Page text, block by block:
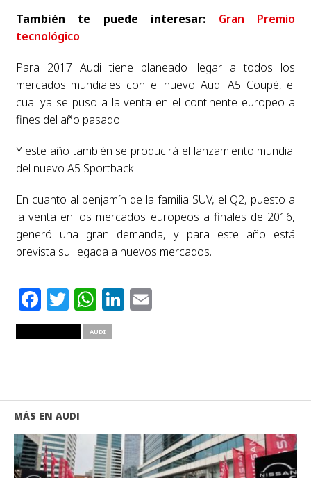
También te puede interesar: Gran Premio
tecnológico
Para 2017 Audi tiene planeado llegar a todos los
mercados mundiales con el nuevo Audi A5 Coupé, el
cual ya se puso a la venta en el continente europeo a
fines del año pasado.
Y este año también se producirá el lanzamiento mundial
del nuevo A5 Sportback.
En cuanto al benjamín de la familia SUV, el Q2, puesto a
la venta en los mercados europeos a finales de 2016,
generó una gran demanda, y para este año está
prevista su llegada a nuevos mercados.
Facebook
Twitter
WhatsApp
LinkedIn
Email
AUDI
MÁS EN AUDI